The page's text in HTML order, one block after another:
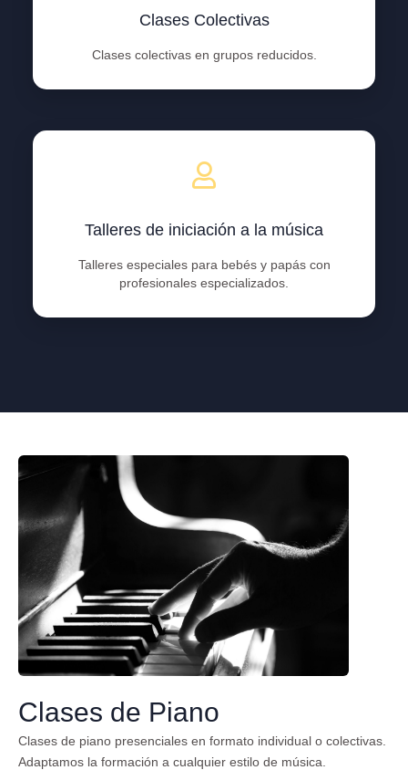
Clases Colectivas
Clases colectivas en grupos reducidos.
Talleres de iniciación a la música
Talleres especiales para bebés y papás con
profesionales especializados.
Clases de Piano
Clases de piano presenciales en formato individual o colectivas.
Adaptamos la formación a cualquier estilo de música.